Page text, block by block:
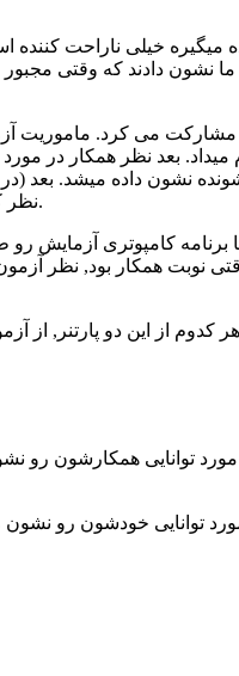
میگیره خیلی ناراحت
مشارکت می کرد.
نشون داده میشد. بعد
نظر کنه. در نصف دیگه دفعات آزمایش هم این فرصت به همکار داده میشد و آزمون‌شونده میدید که همکارش چقدر به نظر او اهمیت داده.
کامپوتری آزمایش
نوبت همکار بود, نظر
همکاری با هر کدوم از این دو
توانایی همکارشون رو
مورد توانایی خودشون رو